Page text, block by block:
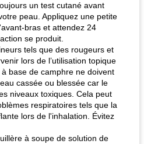
le méga's jopp joes
un test cutané avant
peau. Appliquez une petite
bras et attendez 24
se produit.
tels que des rougeurs et
lors de l’utilisation topique
base de camphre ne doivent
cassée ou blessée car le
niveaux toxiques. Cela peut
respiratoires tels que la
lors de l'inhalation. Évitez
à soupe de solution de